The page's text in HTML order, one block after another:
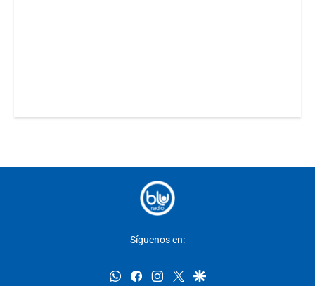
Síguenos en:
whatsappfacebookinstagram
twittergoogle